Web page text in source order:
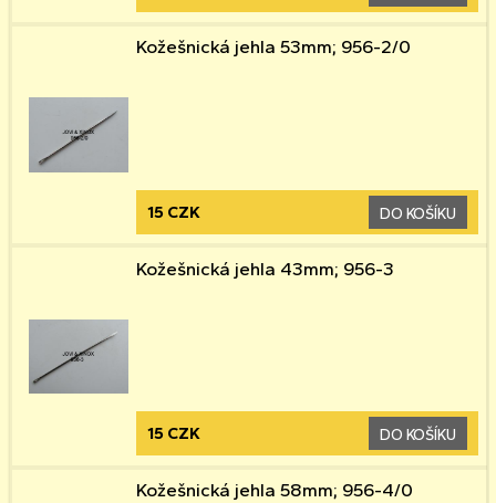
Kožešnická jehla 53mm; 956-2/0
15 CZK DO KOŠÍKU
Kožešnická jehla 43mm; 956-3
15 CZK DO KOŠÍKU
Kožešnická jehla 58mm; 956-4/0